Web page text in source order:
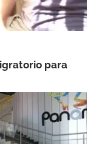
para